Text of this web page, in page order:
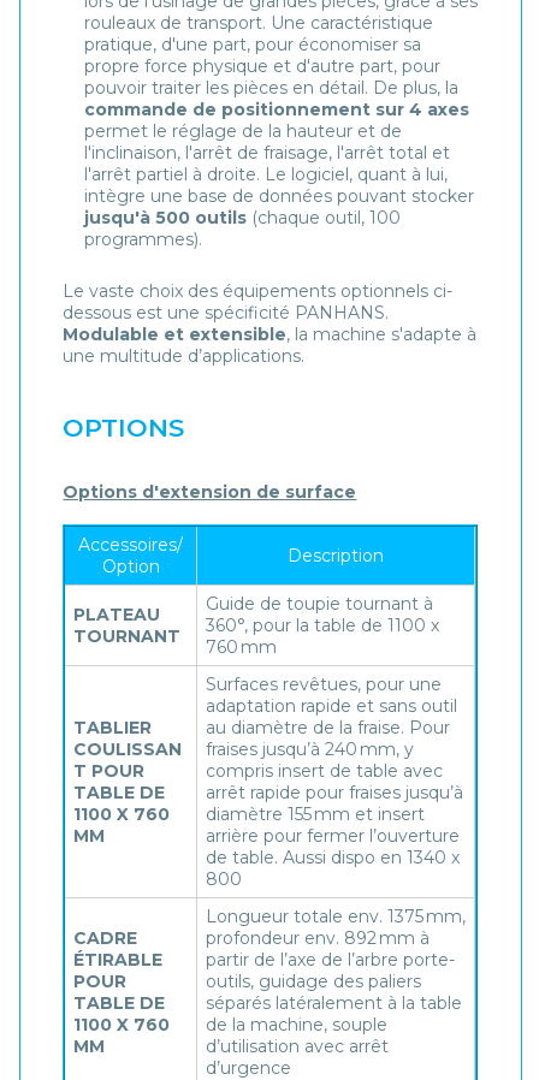
rouleaux de transport. Une caractéristique
pratique, d'une part, pour économiser sa
propre force physique et d'autre part, pour
pouvoir traiter les pièces en détail. De plus, la
commande de positionnement sur 4 axes
permet le réglage de la hauteur et de
l'inclinaison, l'arrêt de fraisage, l'arrêt total et
l'arrêt partiel à droite. Le logiciel, quant à lui,
intègre une base de données pouvant stocker
jusqu'à 500 outils(chaque outil, 100
programmes).
Le vaste choix des équipements optionnels ci-
dessous est une spécificité PANHANS.
Modulable et extensible, la machine s'adapte à
une multitude d’applications.
OPTIONS
Options d'extension de surface
Accessoires/
Option
Description
PLATEAU
TOURNANT
Guide de toupie tournant à
360°, pour la table de 1100 x
760 mm
TABLIER
COULISSAN
T POUR
TABLE DE
1100 X 760
MM
Surfaces revêtues, pour une
adaptation rapide et sans outil
au diamètre de la fraise. Pour
fraises jusqu’à 240 mm, y
compris insert de table avec
arrêt rapide pour fraises jusqu’à
diamètre 155 mm et insert
arrière pour fermer l’ouverture
de table. Aussi dispo en 1340 x
800
CADRE
ÉTIRABLE
POUR
TABLE DE
1100 X 760
MM
Longueur totale env. 1375 mm,
profondeur env. 892 mm à
partir de l’axe de l’arbre porte-
outils, guidage des paliers
séparés latéralement à la table
de la machine, souple
d’utilisation avec arrêt
d’urgence